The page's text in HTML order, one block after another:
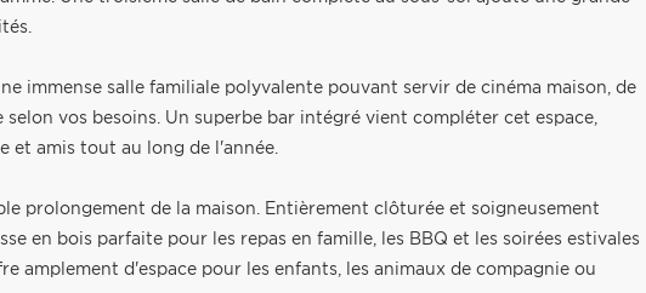
immense salle familiale polyvalente pouvant servir de cinéma maison, de
vos besoins. Un superbe bar intégré vient compléter cet espace,
et amis tout au long de l'année.
prolongement de la maison. Entièrement clôturée et soigneusement
en bois parfaite pour les repas en famille, les BBQ et les soirées estivales
amplement d'espace pour les enfants, les animaux de compagnie ou